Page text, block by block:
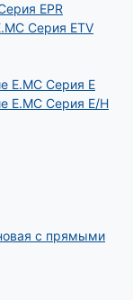
EPR
Серия ETV
E.MC Серия E
E.MC Серия E/H
с прямыми